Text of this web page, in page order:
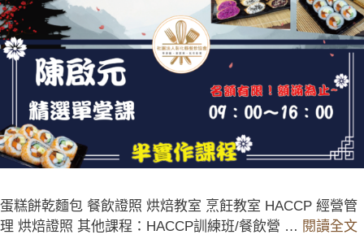
蛋糕餅乾麵包 餐飲證照 烘焙教室 烹飪教室 HACCP 經營管
理 烘焙證照 其他課程：HACCP訓練班/餐飲營 … 閱讀全文